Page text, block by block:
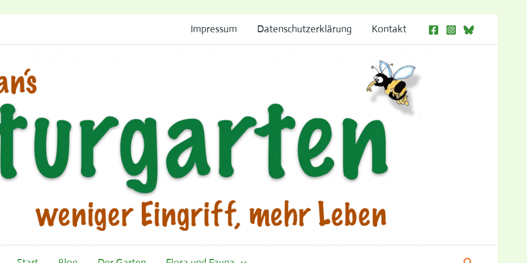
Impressum Datenschutzerklärung Kontakt